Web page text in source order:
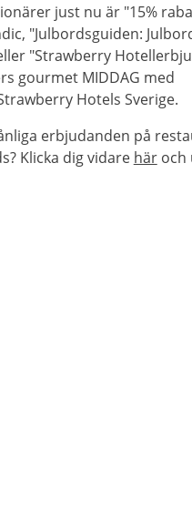
just nu är "15%
"Julbordsguiden:
"Strawberry
gourmet MIDDAG med
Hotels Sverige.
erbjudanden på
Klicka dig vidare häroch